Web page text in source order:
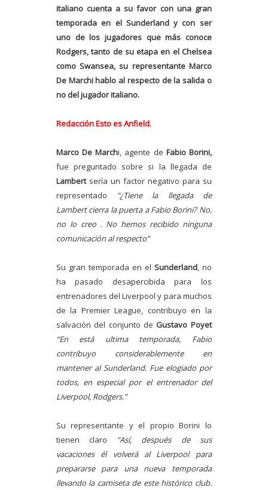
italiano cuenta a su favor con una gran
temporada en el Sunderland y con ser
uno de los jugadores que más conoce
Rodgers, tanto de su etapa en el Chelsea
como Swansea, su representante Marco
De Marchi hablo al respecto de la salida o
no del jugador italiano.
Redacción Esto es Anfield.
Marco De Marchi, agente de Fabio Borini,
fue preguntado sobre si la llegada de
Lambert sería un factor negativo para su
representado "¿Tiene la llegada de
Lambert cierra la puerta a Fabio Borini? No,
no lo creo . No hemos recibido ninguna
comunicación al respecto”
Su gran temporada en el Sunderland, no
ha pasado desapercibida para los
entrenadores del Liverpool y para muchos
de la Premier League, contribuyo en la
salvación del conjunto de Gustavo Poyet
“En está ultima temporada, Fabio
contribuyo considerablemente en
mantener al Sunderland. Fue elogiado por
todos, en especial por el entrenador del
Liverpool, Rodgers.”
Su representante y el propio Borini lo
tienen claro "Así, después de sus
vacaciones él volverá al Liverpool para
prepararse para una nueva temporada
llevando la camiseta de este histórico club.